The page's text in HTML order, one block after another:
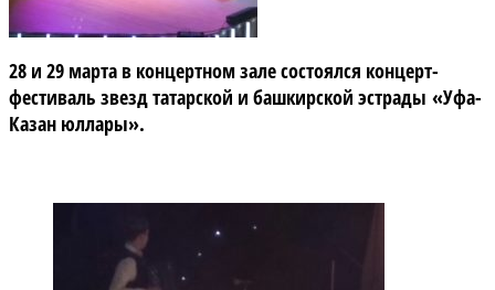
28 и 29 марта в концертном зале состоялся концерт-
фестиваль звезд татарской и башкирской эстрады «Уфа-
Казан юллары».